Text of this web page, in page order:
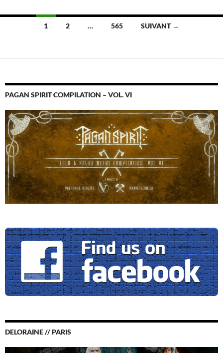
Navigation
articles
1 2 … 565 SUIVANT →
PAGAN SPIRIT COMPILATION – VOL. VI
DELORAINE // PARIS